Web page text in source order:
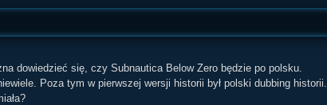
dowiedzieć się, czy Subnautica Below Zero będzie po polsku.
Poza tym w pierwszej wersji historii był polski dubbing historii.